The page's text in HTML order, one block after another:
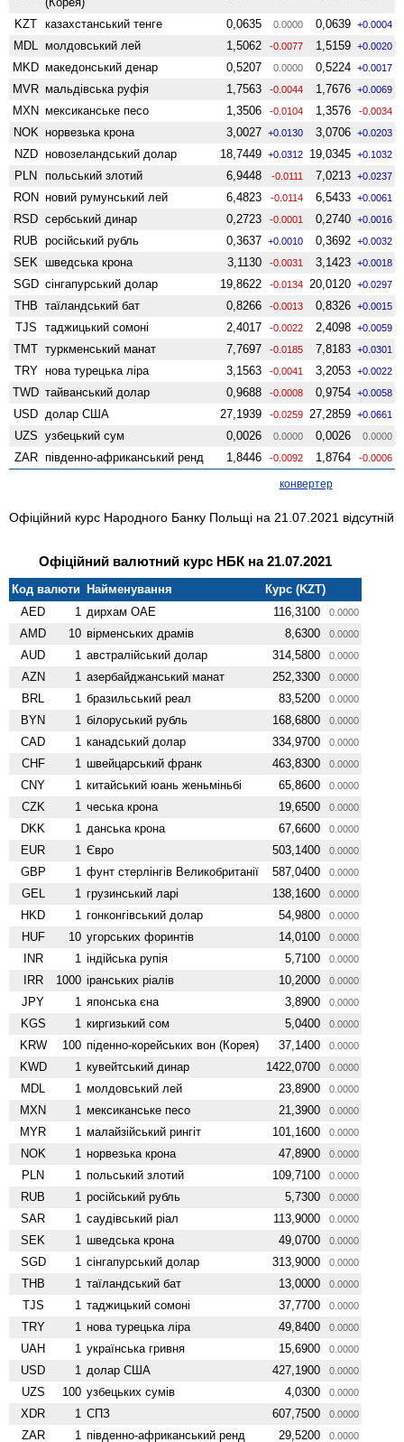
KZT казахстанський тенге 0,0635 0.0000 0,0639 +0.0004
MDL молдовський лей 1,5062 -0.0077 1,5159 +0.0020
MKD македонський денар 0,5207 0.0000 0,5224 +0.0017
MVR мальдівська руфія 1,7563 -0.0044 1,7676 +0.0069
MXN мексиканське песо 1,3506 -0.0104 1,3576 -0.0034
NOK норвезька крона 3,0027 +0.0130 3,0706 +0.0203
NZD ново­зеландський долар 18,7449 +0.0312 19,0345 +0.1032
PLN польський злотий 6,9448 -0.0111 7,0213 +0.0237
RON новий румунський лей 6,4823 -0.0114 6,5433 +0.0061
RSD сербський динар 0,2723 -0.0001 0,2740 +0.0016
RUB російський рубль 0,3637 +0.0010 0,3692 +0.0032
SEK шведська крона 3,1130 -0.0031 3,1423 +0.0018
SGD сінгапурський долар 19,8622 -0.0134 20,0120 +0.0297
THB таїландський бат 0,8266 -0.0013 0,8326 +0.0015
TJS таджицький сомоні 2,4017 -0.0022 2,4098 +0.0059
TMT туркменський манат 7,7697 -0.0185 7,8183 +0.0301
TRY нова турецька ліра 3,1563 -0.0041 3,2053 +0.0022
TWD тайванський долар 0,9688 -0.0008 0,9754 +0.0058
USD долар США 27,1939 -0.0259 27,2859 +0.0661
UZS узбецький сум 0,0026 0.0000 0,0026 0.0000
ZAR південно-африканський ренд 1,8446 -0.0092 1,8764 -0.0006
конвертер
Офіційний курс Народного Банку Польщі на 21.07.2021 відсутній
Офіційний валютний курс НБК на 21.07.2021
Код валюти Найменування
Курс (KZT)
AED
1 дирхам ОАЕ 116,3100 0.0000
AMD 10 вiрменських драмів 8,6300 0.0000
AUD 1 австралійський долар 314,5800 0.0000
AZN 1 азербайджанський манат 252,3300 0.0000
BRL 1 бразильський реал 83,5200 0.0000
BYN 1 білоруський рубль 168,6800 0.0000
CAD 1 канадський долар 334,9700 0.0000
CHF 1 швейцарський франк 463,8300 0.0000
CNY 1 китайський юань женьмiньбi 65,8600 0.0000
CZK 1 чеська крона 19,6500 0.0000
DKK 1 данська крона 67,6600 0.0000
EUR 1 Євро 503,1400 0.0000
GBP 1 фунт стерлінгів Велико­британії 587,0400 0.0000
GEL 1 грузинський ларі 138,1600 0.0000
HKD 1 гонконгівський долар 54,9800 0.0000
HUF 10 угорських форинтів 14,0100 0.0000
INR 1 індійська рупія 5,7100 0.0000
IRR 1000 іранських ріалів 10,2000 0.0000
JPY 1 японська єна 3,8900 0.0000
KGS 1 киргизький сом 5,0400 0.0000
KRW 100 піденно-корейських вон (Корея) 37,1400 0.0000
KWD 1 кувейтський динар 1422,0700 0.0000
MDL 1 молдовський лей 23,8900 0.0000
MXN 1 мексиканське песо 21,3900 0.0000
MYR 1 малайзійський рингіт 101,1600 0.0000
NOK 1 норвезька крона 47,8900 0.0000
PLN 1 польський злотий 109,7100 0.0000
RUB 1 російський рубль 5,7300 0.0000
SAR 1 саудівський ріал 113,9000 0.0000
SEK 1 шведська крона 49,0700 0.0000
SGD 1 сінгапурський долар 313,9000 0.0000
THB 1 таїландський бат 13,0000 0.0000
TJS 1 таджицький сомоні 37,7700 0.0000
TRY 1 нова турецька ліра 49,8400 0.0000
UAH 1 українська гривня 15,6900 0.0000
USD 1 долар США 427,1900 0.0000
UZS 100 узбецьких сумів 4,0300 0.0000
XDR 1 СПЗ 607,7500 0.0000
ZAR 1 південно-африканський ренд 29,5200 0.0000